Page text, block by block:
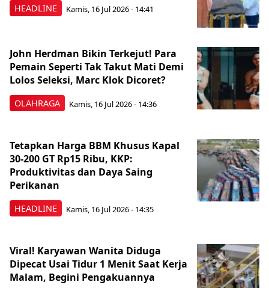
HEADLINE Kamis, 16 Jul 2026 - 14:41
OLAHRAGA
John Herdman Bikin Terkejut! Para
Pemain Seperti Tak Takut Mati Demi
Lolos Seleksi, Marc Klok Dicoret?
Kamis, 16 Jul 2026 - 14:36
HEADLINE
Tetapkan Harga BBM Khusus Kapal
30-200 GT Rp15 Ribu, KKP:
Produktivitas dan Daya Saing
Perikanan
Kamis, 16 Jul 2026 - 14:35
Viral! Karyawan Wanita Diduga
Dipecat Usai Tidur 1 Menit Saat Kerja
Malam, Begini Pengakuannya